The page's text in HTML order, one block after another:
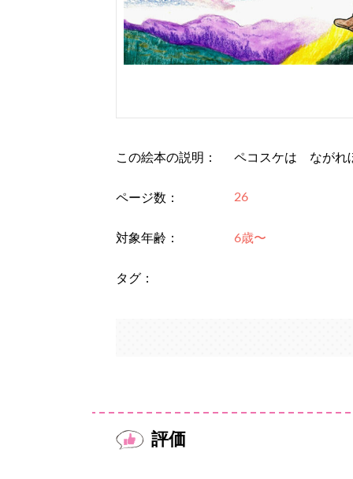
この絵本の説明： ペコスケは なが
ページ数： 26
対象年齢： 6歳〜
タグ：
評価